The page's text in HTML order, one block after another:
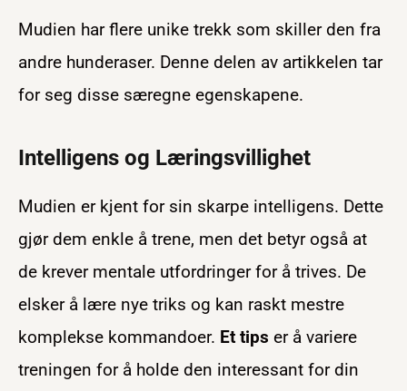
Mudien har flere unike trekk som skiller den fra
andre hunderaser. Denne delen av artikkelen tar
for seg disse særegne egenskapene.
Intelligens og Læringsvillighet
Mudien er kjent for sin skarpe intelligens. Dette
gjør dem enkle å trene, men det betyr også at
de krever mentale utfordringer for å trives. De
elsker å lære nye triks og kan raskt mestre
komplekse kommandoer. Et tips er å variere
treningen for å holde den interessant for din